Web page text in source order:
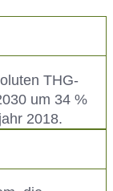
THG-
um 34 %
2018.